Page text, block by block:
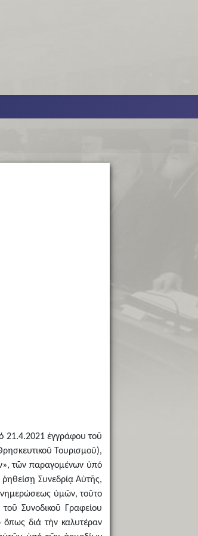
21.4.2021 ἐγγράφου τοῦ
Τουρισμοῦ),
τῶν παραγομένων ὑπό
Συνεδρίᾳ Αὐτῆς,
ὑμῶν, τοῦτο
Συνοδικοῦ Γραφείου
διά τήν καλυτέραν